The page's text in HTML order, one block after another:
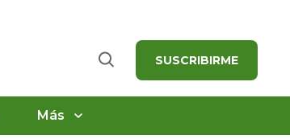
Buscar SUSCRIBIRME
Más